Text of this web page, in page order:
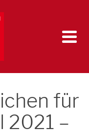
für
2021 –